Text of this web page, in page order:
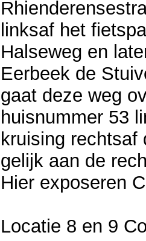
linksaf het
Halseweg en
Eerbeek de
gaat deze weg
huisnummer 53
kruising rechtsaf
gelijk aan de
Hier exposeren
Locatie 8 en 9